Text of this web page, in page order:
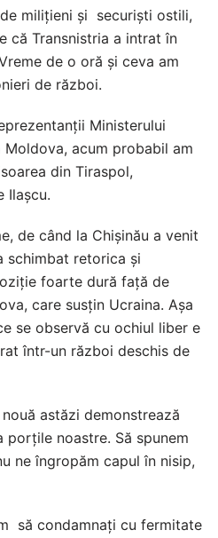
milițieni și securiști ostili,
că Transnistria a intrat în
de o oră și ceva am
de război.
Ministerului
Moldova, acum probabil am
din Tiraspol,
Ilașcu.
de când la Chișinău a venit
schimbat retorica și
foarte dură față de
care susțin Ucraina. Așa
se observă cu ochiul liber e
într-un război deschis de
astăzi demonstrează
noastre. Să spunem
ne îngropăm capul în nisip,
să condamnați cu fermitate